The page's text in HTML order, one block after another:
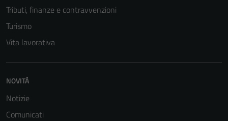
Tributi, finanze e contravvenzioni
Turismo
Vita lavorativa
NOVITÀ
Notizie
Comunicati